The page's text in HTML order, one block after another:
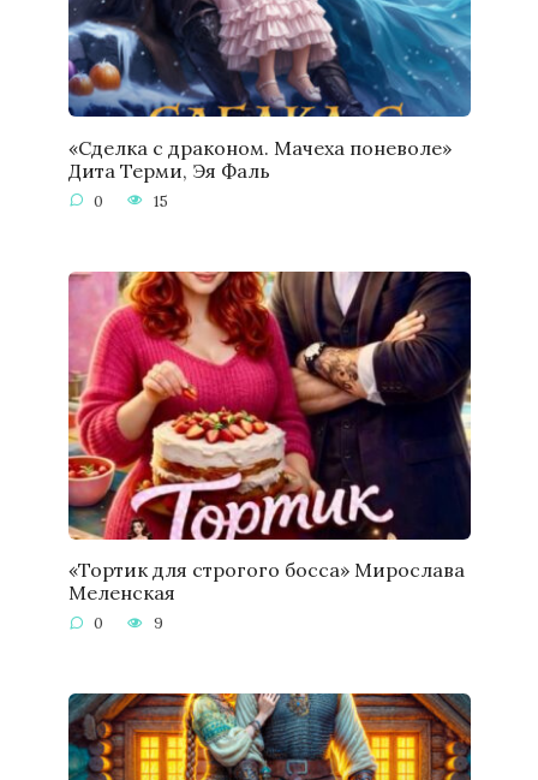
«Сделка с драконом. Мачеха поневоле»
Дита Терми, Эя Фаль
0 15
«Тортик для строгого босса» Мирослава
Меленская
0 9